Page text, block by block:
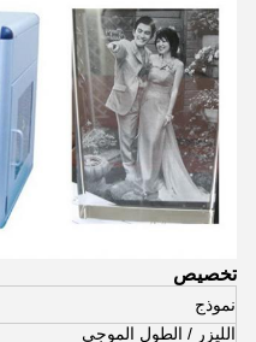
تخصيص
نموذج
الليزر / الطول الموجي